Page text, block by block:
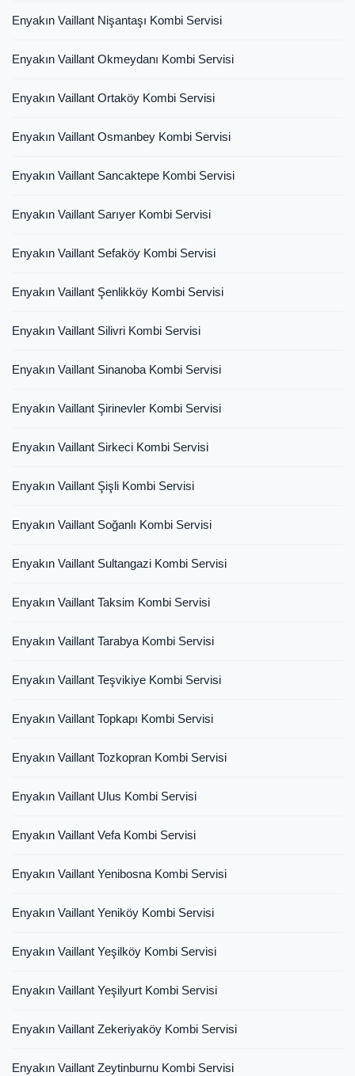
Enyakın Vaillant Nişantaşı Kombi Servisi
Enyakın Vaillant Okmeydanı Kombi Servisi
Enyakın Vaillant Ortaköy Kombi Servisi
Enyakın Vaillant Osmanbey Kombi Servisi
Enyakın Vaillant Sancaktepe Kombi Servisi
Enyakın Vaillant Sarıyer Kombi Servisi
Enyakın Vaillant Sefaköy Kombi Servisi
Enyakın Vaillant Şenlikköy Kombi Servisi
Enyakın Vaillant Silivri Kombi Servisi
Enyakın Vaillant Sinanoba Kombi Servisi
Enyakın Vaillant Şirinevler Kombi Servisi
Enyakın Vaillant Sirkeci Kombi Servisi
Enyakın Vaillant Şişli Kombi Servisi
Enyakın Vaillant Soğanlı Kombi Servisi
Enyakın Vaillant Sultangazi Kombi Servisi
Enyakın Vaillant Taksim Kombi Servisi
Enyakın Vaillant Tarabya Kombi Servisi
Enyakın Vaillant Teşvikiye Kombi Servisi
Enyakın Vaillant Topkapı Kombi Servisi
Enyakın Vaillant Tozkopran Kombi Servisi
Enyakın Vaillant Ulus Kombi Servisi
Enyakın Vaillant Vefa Kombi Servisi
Enyakın Vaillant Yenibosna Kombi Servisi
Enyakın Vaillant Yeniköy Kombi Servisi
Enyakın Vaillant Yeşilköy Kombi Servisi
Enyakın Vaillant Yeşilyurt Kombi Servisi
Enyakın Vaillant Zekeriyaköy Kombi Servisi
Enyakın Vaillant Zeytinburnu Kombi Servisi